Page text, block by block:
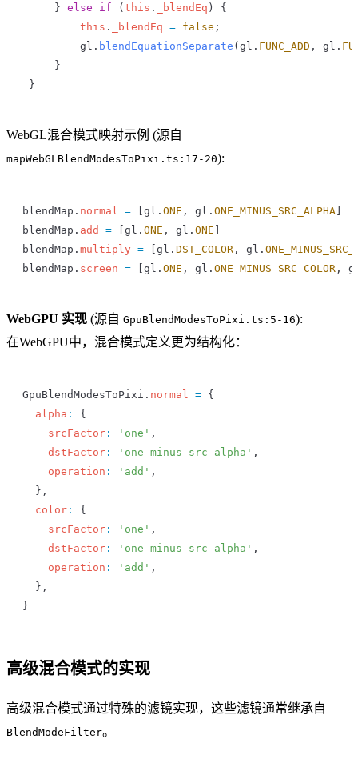
     }
else if (this . _blendEq ) {
         this
. _blendEq = false ;
         gl
. blendEquationSeparate (gl . FUNC_ADD , gl .
     }
}
WebGL混合模式映射示例 (源自
mapWebGLBlendModesToPixi.ts:17-20):
blendMap . normal = [gl . ONE , gl . ONE_MINUS_SRC_ALPHA]
blendMap . add = [gl . ONE , gl . ONE ]
blendMap . multiply = [gl . DST_COLOR , gl .
blendMap . screen = [gl . ONE , gl . ONE_MINUS_SRC_COLOR ,
WebGPU 实现 (源自 GpuBlendModesToPixi.ts:5-16):
在WebGPU中，混合模式定义更为结构化：
GpuBlendModesToPixi . normal = {
  alpha
:
{
    srcFactor
: 'one' ,
    dstFactor
: 'one-minus-src-alpha' ,
    operation
: 'add' ,
  },
  color
:
{
    srcFactor
: 'one' ,
    dstFactor
: 'one-minus-src-alpha' ,
    operation
: 'add' ,
  },
}
高级混合模式的实现
高级混合模式通过特殊的滤镜实现，这些滤镜通常继承自
BlendModeFilter。